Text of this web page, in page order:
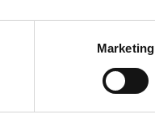
Marketing
· Gelbgold